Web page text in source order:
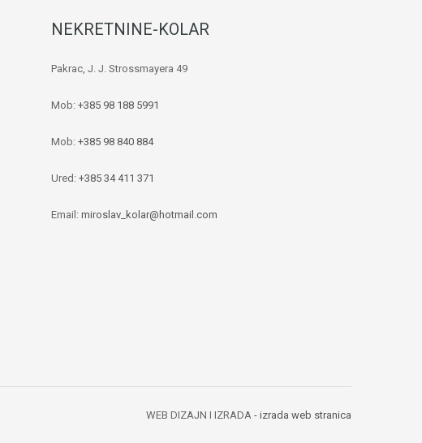
NEKRETNINE-KOLAR
Pakrac, J. J. Strossmayera 49
Mob: +385 98 188 5991
Mob: +385 98 840 884
Ured: +385 34 411 371
Email: miroslav_kolar@hotmail.com
WEB DIZAJN I IZRADA - izrada web stranica